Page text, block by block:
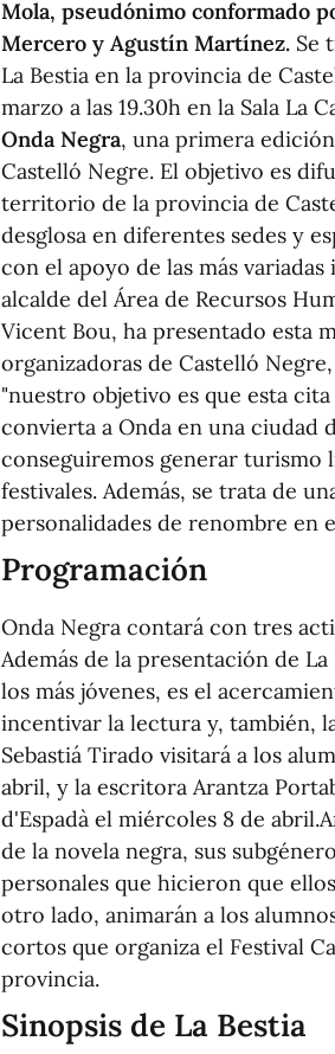
Mola, pseudónimo conformado
Mercero y Agustín Martínez. Se
La Bestia en la provincia de
marzo a las 19.30h en la Sala La
Onda Negra, una primera
Castelló Negre. El objetivo es
territorio de la provincia de
desglosa en diferentes sedes y
con el apoyo de las más
alcalde del Área de Recursos
Vicent Bou, ha presentado esta
organizadoras de Castelló
"nuestro objetivo es que esta
convierta a Onda en una ciudad
conseguiremos generar turismo
festivales. Además, se trata de
personalidades de renombre en
Programación
Onda Negra contará con tres
Además de la presentación de
los más jóvenes, es el
incentivar la lectura y, también,
Sebastiá Tirado visitará a los
abril, y la escritora Arantza
d'Espadà el miércoles 8 de
de la novela negra, sus
personales que hicieron que
otro lado, animarán a los
cortos que organiza el Festival
provincia.
Sinopsis de La Bestia